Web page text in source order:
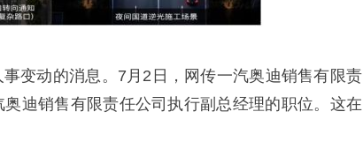
变动的消息。7月2日，网传一汽奥迪销售有限责
迪销售有限责任公司执行副总经理的职位。这在